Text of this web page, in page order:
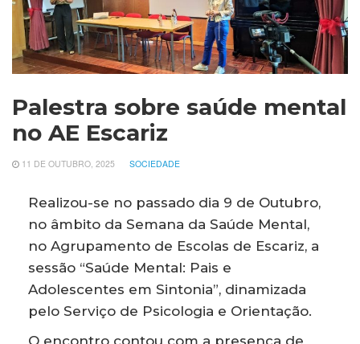
Palestra sobre saúde mental
no AE Escariz
11 DE OUTUBRO, 2025 SOCIEDADE
Realizou-se no passado dia 9 de Outubro,
no âmbito da Semana da Saúde Mental,
no Agrupamento de Escolas de Escariz, a
sessão “Saúde Mental: Pais e
Adolescentes em Sintonia”, dinamizada
pelo Serviço de Psicologia e Orientação.